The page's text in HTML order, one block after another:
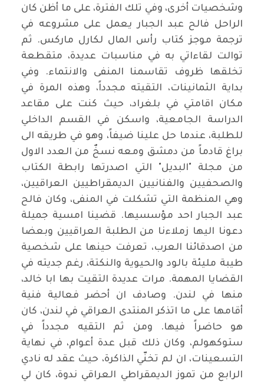
وشخصيات أخرى، وفي تلك الفترة، على ما أظن كان
الراحل فالح عبد الجبار يعمل على مشروعه في
ترجمة موجز كتاب رأس المال لكارل ماركس. ثم
توالت لقاءاتي به في مناسبات عديدة، متقطعة
تخلقها ظروف تقاسمنا المنفى والانتماء. وفي
بداية الثمانينات، التقيته مجدداً، وهذه المرة في
مكان اقامتي في بلغراد، حيث كنت على مقاعد
الدراسة الجامعية، واسكن في القسم الداخلي
للطلبة، عندما حل علينا ضيفاً، وهو في طريقه الى
براغ قادماً من دمشق ومعه نسخٌ من العدد الاول
من مجلة "البديل" التي اصدرتها رابطة الكتاب
والصحفيين والفنانيين الديمقراطيين العراقيين،
وهي المنظمة التي تشكلت في المنفى، وكان فالح
عبد الجبار احد مؤسسيها. قضينا امسية جميلة
دعونا اليها زملاءنا من الطلبة العراقيين وبعضا
من اصدقائنا العرب، تعرفت حينها على شخصية
طيبة مليئة بالود والحيوية والنكتة، رغم جديته في
القضايا المهمة. مرات عديدة التقيت بها ابا خالد،
منها في لندن. وصادف ان أحضر فعالية فنية
أقامها على ما اتذكر المنتدى العراقي في لندن، كان
هو حاضراً فيها. ومن ثم التقيه مجدداً في
ستوكهولم، وكان ذلك قبل عدة أعوام، في نهاية
التسعينات، ان لم تخنّي الذاكرة، حيث عقد له نادي
الرابع من تموز الديمقراطي العراقي ندوة، كان لي